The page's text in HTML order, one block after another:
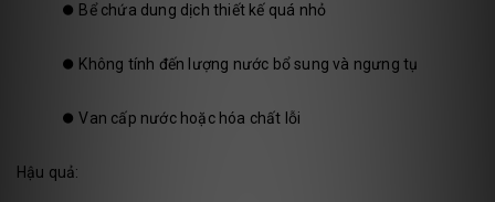
⏺️ Bể chứa dung dịch thiết kế quá nhỏ
⏺️ Không tính đến lượng nước bổ sung và ngưng tụ
⏺️Van cấp nước hoặc hóa chất lỗi
Hậu quả: